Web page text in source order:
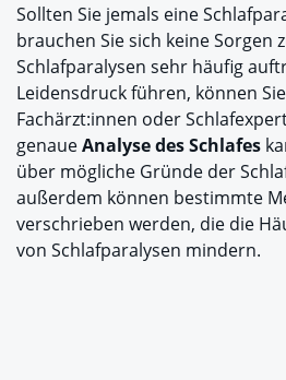
Sollten Sie jemals eine
brauchen Sie sich keine Sorgen
Schlafparalysen sehr häufig
Leidensdruck führen, können
Fachärzt:innen oder
genaueAnalyse des Schlafes
über mögliche Gründe der
außerdem können bestimmte
verschrieben werden, die die
von Schlafparalysen mindern.